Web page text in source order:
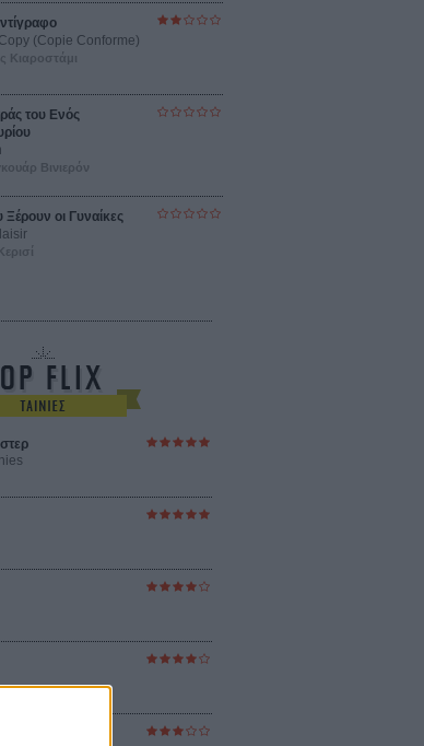
(Copie Conforme)
Κιαροστάμι
του Ενός
Βινιερόν
οι Γυναίκες